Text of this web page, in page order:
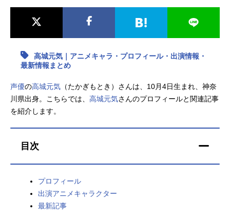
最新記事一覧
アニメ記事一覧 声優記事一覧
アニメ映画一覧
今期アニメ曜日別一覧
春アニメ
男性声優/女性声優一覧
高城元気｜アニメキャラ・プロフィール・出演情報・
最新情報まとめ
声優の高城元気 （たかぎもとき）さんは、10月4日生まれ、神奈
川県出身。こちらでは、 高城元気さんのプロフィールと関連記事
を紹介します。
目次
プロフィール
出演アニメキャラクター
最新記事